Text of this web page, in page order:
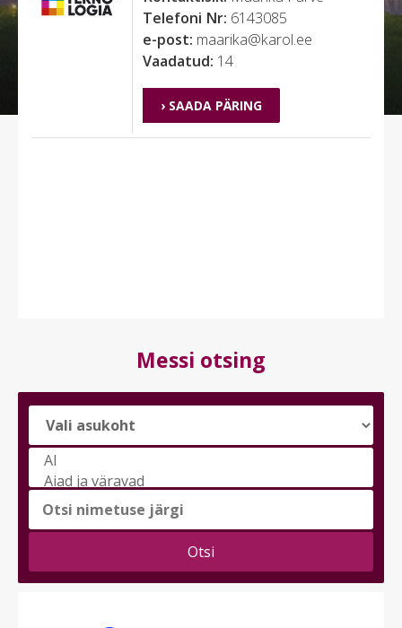
Telefoni Nr: 6143085
e-post: maarika@karol.ee
Vaadatud: 14
› SAADA PÄRING
Messi otsing
Vali
messi
teema
valida